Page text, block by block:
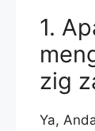
1.
zig
Ya,